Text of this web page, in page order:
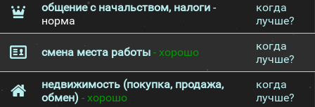
общение с начальством, налоги -
норма
когда
лучше?
смена места работы - хорошо
когда
лучше?
недвижимость (покупка, продажа,
обмен) - хорошо
когда
лучше?